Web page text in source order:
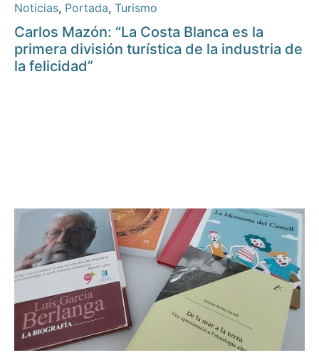
Noticias, Portada, Turismo
Carlos Mazón: “La Costa Blanca es la
primera división turística de la industria de
la felicidad”